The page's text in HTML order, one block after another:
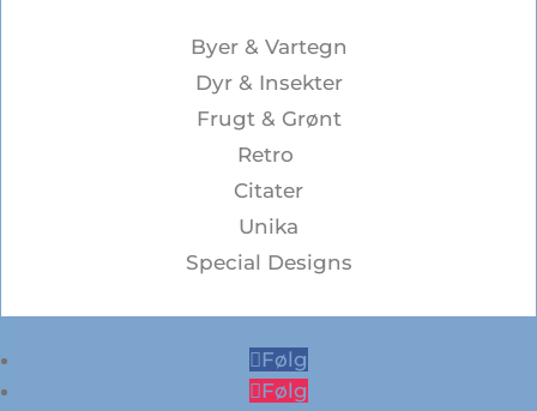
Byer & Vartegn
Dyr & Insekter
Frugt & Grønt
Retro
Citater
Unika
Special Designs
Følg
Følg